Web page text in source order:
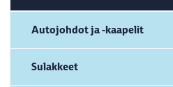
Autojohdot ja -kaapelit
Sulakkeet